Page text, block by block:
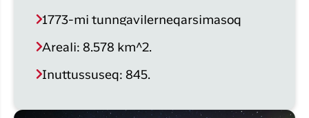
1773-mi tunngavilerneqarsimasoq
Areali: 8.578 km^2.
Inuttussuseq: 845.